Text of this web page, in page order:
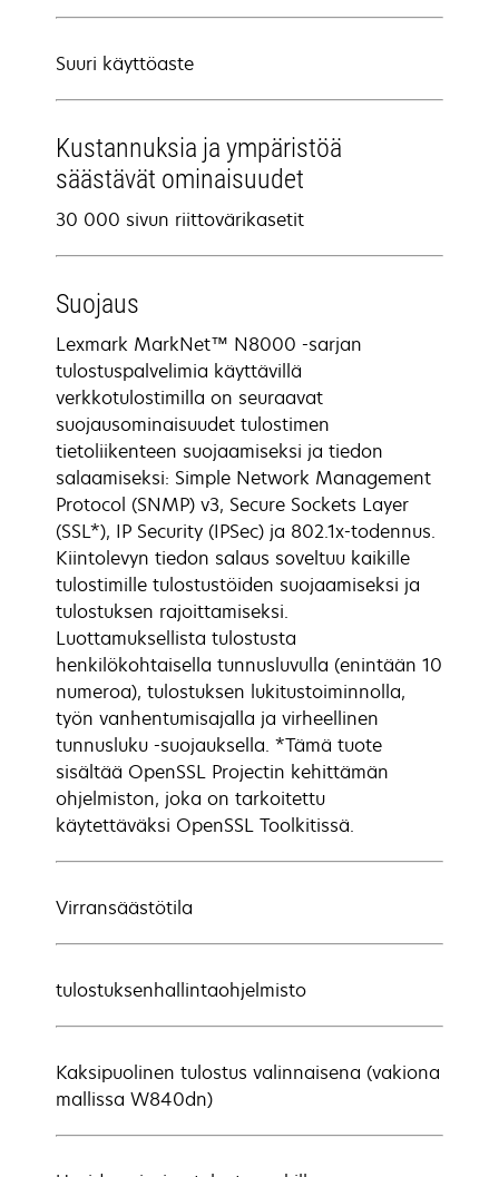
Suuri käyttöaste
Kustannuksia ja ympäristöä
säästävät ominaisuudet
30 000 sivun riittovärikasetit
Suojaus
Lexmark MarkNet™ N8000 -sarjan
tulostuspalvelimia käyttävillä
verkkotulostimilla on seuraavat
suojausominaisuudet tulostimen
tietoliikenteen suojaamiseksi ja tiedon
salaamiseksi: Simple Network Management
Protocol (SNMP) v3, Secure Sockets Layer
(SSL*), IP Security (IPSec) ja 802.1x-todennus.
Kiintolevyn tiedon salaus soveltuu kaikille
tulostimille tulostustöiden suojaamiseksi ja
tulostuksen rajoittamiseksi.
Luottamuksellista tulostusta
henkilökohtaisella tunnusluvulla (enintään 10
numeroa), tulostuksen lukitustoiminnolla,
työn vanhentumisajalla ja virheellinen
tunnusluku -suojauksella. *Tämä tuote
sisältää OpenSSL Projectin kehittämän
ohjelmiston, joka on tarkoitettu
käytettäväksi OpenSSL Toolkitissä.
Virransäästötila
tulostuksenhallintaohjelmisto
Kaksipuolinen tulostus valinnaisena (vakiona
mallissa W840dn)